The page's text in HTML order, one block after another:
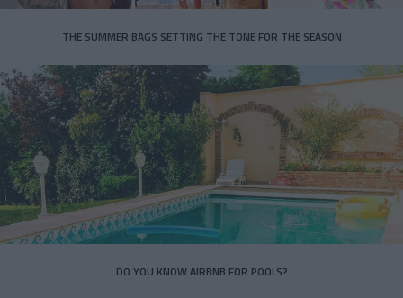
THE SUMMER BAGS SETTING THE TONE FOR THE SEASON
DO YOU KNOW AIRBNB FOR POOLS?